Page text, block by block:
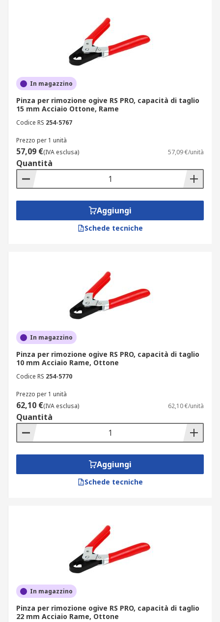
In magazzino
Pinza per rimozione ogive RS PRO, capacità di taglio
15 mm Acciaio Ottone, Rame
Codice RS 254-5767
Prezzo per 1 unità
57,09 €(IVA esclusa) 57,09 €/unità
Quantità
Aggiungi
Schede tecniche
In magazzino
Pinza per rimozione ogive RS PRO, capacità di taglio
10 mm Acciaio Rame, Ottone
Codice RS 254-5770
Prezzo per 1 unità
62,10 €(IVA esclusa) 62,10 €/unità
Quantità
Aggiungi
Schede tecniche
In magazzino
Pinza per rimozione ogive RS PRO, capacità di taglio
22 mm Acciaio Rame, Ottone